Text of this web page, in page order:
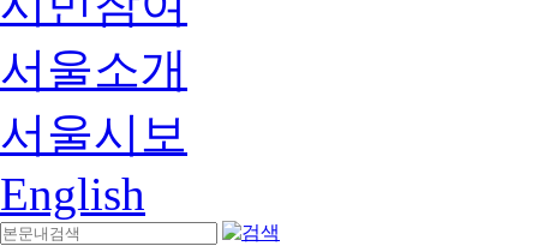
서울소개
서울시보
English